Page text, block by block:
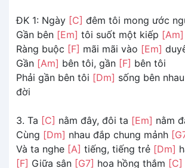
ĐK 1: Ngày [C] đêm tôi mong ước
Gần bên [Em] tôi suốt một kiếp [Am]
Ràng buộc [F] mãi mãi vào [Em]
Gần [Am] bên tôi, gần [F] bên tôi
Phải gần bên tôi [Dm] sống bên nhau
đời
3. Ta [C] nằm đây, đôi ta [Em] nằm
Cùng [Dm] nhau đắp chung mảnh
Và ta nghe [A] tiếng, tiếng trẻ [Dm]
[F] Giữa sân [G7] hoa hồng thắm [C]